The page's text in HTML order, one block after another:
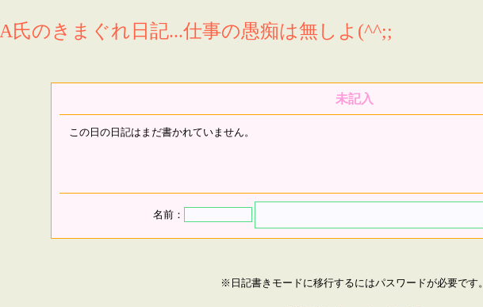
A氏のきまぐれ日記...仕事の愚痴は無しよ(^^;;
未記入
この日の日記はまだ書かれていません。
名前：
※日記書きモードに移行するにはパスワードが必要です。